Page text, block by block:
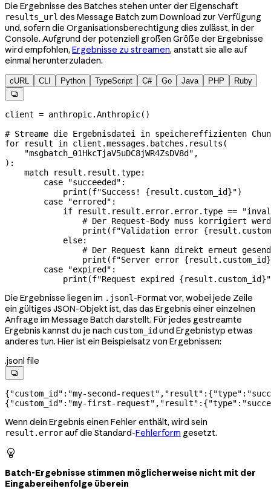
Die Ergebnisse des Batches stehen unter der Eigenschaft
results_url des Message Batch zum Download zur Verfügung
und, sofern die Organisationsberechtigung dies zulässt, in der
Console. Aufgrund der potenziell großen Größe der Ergebnisse
wird empfohlen, Ergebnisse zu streamen, anstatt sie alle auf
einmal herunterzuladen.
cURL CLI Python TypeScript C# Go Java PHP Ruby

client = anthropic.Anthropic()
# Streame die Ergebnisdatei in speichereffizienten
for result in client.messages.batches.results(
    "msgbatch_01HkcTjaV5uDC8jWR4ZsDV8d"
,
):
    match
result.result.type:
        case
"succeeded" :
            print
(f"Success! {result.custom_id}")
        case
"errored" :
            if
result.result.error.error.type ==
# Der Request-Body muss korrigiert
                print
(f"Validation error {
            else
:
# Der Request kann direkt erneut
                print
(f"Server error {result.custom_id}
        case
"expired" :
            print
(f"Request expired {result.custom_id}"
Die Ergebnisse liegen im .jsonl-Format vor, wobei jede Zeile
ein gültiges JSON-Objekt ist, das das Ergebnis einer einzelnen
Anfrage im Message Batch darstellt. Für jedes gestreamte
Ergebnis kannst du je nach custom_id und Ergebnistyp etwas
anderes tun. Hier ist ein Beispielsatz von Ergebnissen:
.jsonl file

{"custom_id" : "my-second-request" , "result" :{"type" :
{"custom_id" : "my-first-request" , "result" :{"type" :
Wenn dein Ergebnis einen Fehler enthält, wird sein
result.errorauf die Standard-Fehlerform gesetzt.

Batch-Ergebnisse stimmen möglicherweise nicht mit der
Eingabereihenfolge überein